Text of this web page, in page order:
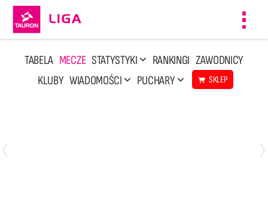
TABELA MECZE STATYSTYKI RANKINGI ZAWODNICY
KLUBY WIADOMOŚCI PUCHARY SKLEP